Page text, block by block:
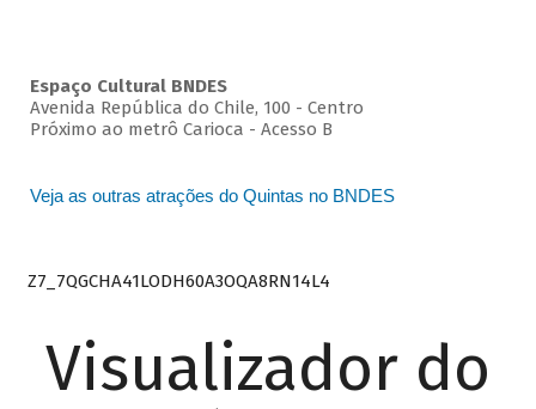
Espaço Cultural BNDES
Avenida República do Chile, 100 - Centro
Próximo ao metrô Carioca - Acesso B
Veja as outras atrações do Quintas no BNDES
Z7_7QGCHA41LODH60A3OQA8RN14L4
Visualizador do